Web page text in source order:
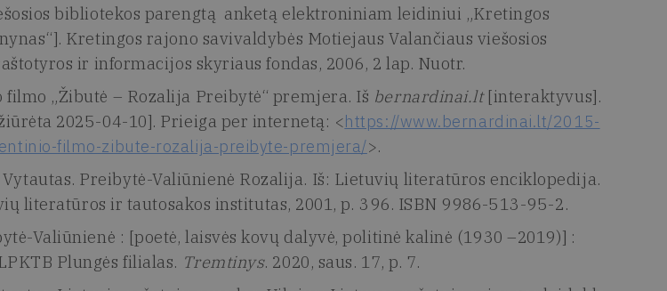
bibliotekos parengtą anketą elektroniniam leidiniui „Kretingos
Kretingos rajono savivaldybės Motiejaus Valančiaus viešosios
ir informacijos skyriaus fondas, 2006, 2 lap. Nuotr.
„Žibutė – Rozalija Preibytė“ premjera. Iš bernardinai.lt[interaktyvus].
2025-04-10]. Prieiga per internetą: <https://www.bernardinai.lt/2015-
filmo-zibute-rozalija-preibyte-premjera/>.
Vytautas. Preibytė-Valiūnienė Rozalija. Iš: Lietuvių literatūros enciklopedija.
literatūros ir tautosakos institutas, 2001, p. 396. ISBN 9986-513-95-2.
Valiūnienė : [poetė, laisvės kovų dalyvė, politinė kalinė (1930 –2019)] :
Plungės filialas. Tremtinys. 2020, saus. 17, p. 7.